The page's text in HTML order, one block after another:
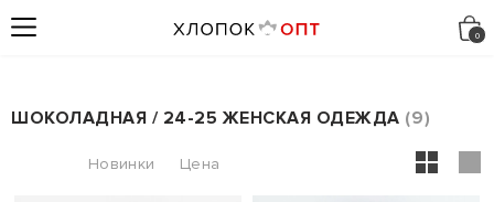
ШОКОЛАДНАЯ / 24-25 ЖЕНСКАЯ ОДЕЖДА 9